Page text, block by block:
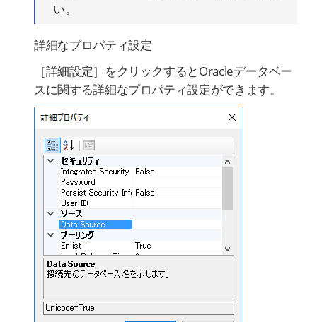
い。
詳細なプロパティ設定
［詳細設定］をクリックするとOracleデータベー
スに関する詳細なプロパティ設定ができます。